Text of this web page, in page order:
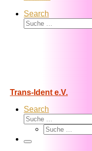
Search
Suche
Trans-Ident e.V.
Search
Suche
Suche
Menü